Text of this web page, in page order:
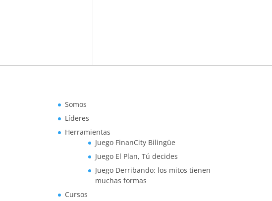
Somos
Líderes
Herramientas
Juego FinanCity Bilingüe
Juego El Plan, Tú decides
Juego Derribando: los mitos tienen
muchas formas
Cursos